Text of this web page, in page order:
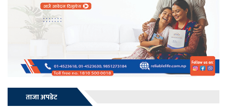
ताजा अपडेट